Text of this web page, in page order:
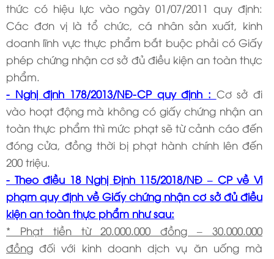
thức có hiệu lực vào ngày 01/07/2011 quy định:
Các đơn vị là tổ chức, cá nhân sản xuất, kinh
doanh lĩnh vực thực phẩm bắt buộc phải có Giấy
phép chứng nhận cơ sở đủ điều kiện an toàn thực
phẩm.
- Nghị định 178/2013/NĐ-CP quy định : Cơ sở đi
vào hoạt động mà không có giấy chứng nhận an
toàn thực phẩm thì mức phạt sẽ từ cảnh cáo đến
đóng cửa, đồng thời bị phạt hành chính lên đến
200 triệu.
- Theo điều 18 Nghị Định 115/2018/NĐ – CP về Vi
phạm quy định về Giấy chứng nhận cơ sở đủ điều
kiện an toàn thực phẩm như sau:
* Phạt tiền từ 20.000.000 đồng – 30.000.000
đồng đối với kinh doanh dịch vụ ăn uống mà